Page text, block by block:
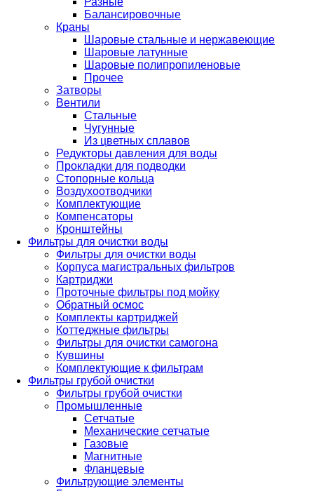
Балансировочные
Краны
Шаровые стальные и нержавеющие
Шаровые латунные
Шаровые полипропиленовые
Прочее
Затворы
Вентили
Стальные
Чугунные
Из цветных сплавов
Редукторы давления для воды
Прокладки для подводки
Стопорные кольца
Воздухоотводчики
Комплектующие
Компенсаторы
Кронштейны
Фильтры для очистки воды
Фильтры для очистки воды
Корпуса магистральных фильтров
Картриджи
Проточные фильтры под мойку
Обратный осмос
Комплекты картриджей
Коттеджные фильтры
Фильтры для очистки самогона
Кувшины
Комплектующие к фильтрам
Фильтры грубой очистки
Фильтры грубой очистки
Промышленные
Сетчатые
Механические сетчатые
Газовые
Магнитные
Фланцевые
Фильтрующие элементы